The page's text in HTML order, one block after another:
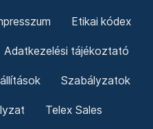
Etikai kódex
Adatkezelési tájékoztató
Szabályzatok
Telex Sales